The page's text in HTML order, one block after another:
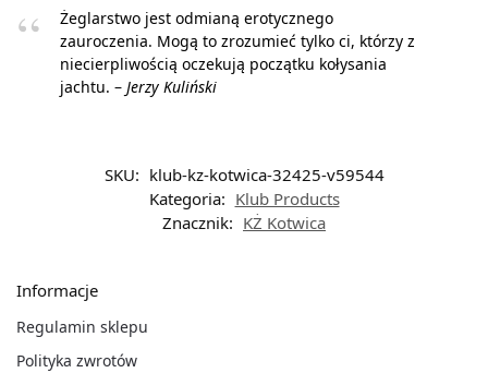
Żeglarstwo jest odmianą erotycznego
zauroczenia. Mogą to zrozumieć tylko ci, którzy z
niecierpliwością oczekują początku kołysania
jachtu. – Jerzy Kuliński
SKU: klub-kz-kotwica-32425-v59544
Kategoria: Klub Products
Znacznik: KŻ Kotwica
Informacje
Regulamin sklepu
Polityka zwrotów